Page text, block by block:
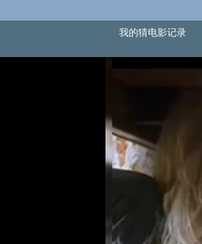
我的猜电影记录